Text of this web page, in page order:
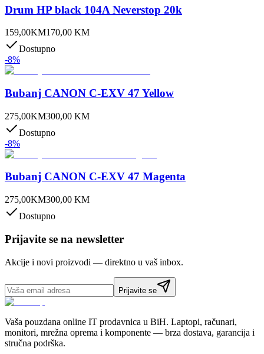
Drum HP black 104A Neverstop 20k
159,00KM170,00 KM
Dostupno
-8%
Bubanj CANON C-EXV 47 Yellow
275,00KM300,00 KM
Dostupno
-8%
Bubanj CANON C-EXV 47 Magenta
275,00KM300,00 KM
Dostupno
Prijavite se na newsletter
Akcije i novi proizvodi — direktno u vaš inbox.
Prijavite se
Vaša pouzdana online IT prodavnica u BiH. Laptopi, računari,
monitori, mrežna oprema i komponente — brza dostava, garancija i
stručna podrška.